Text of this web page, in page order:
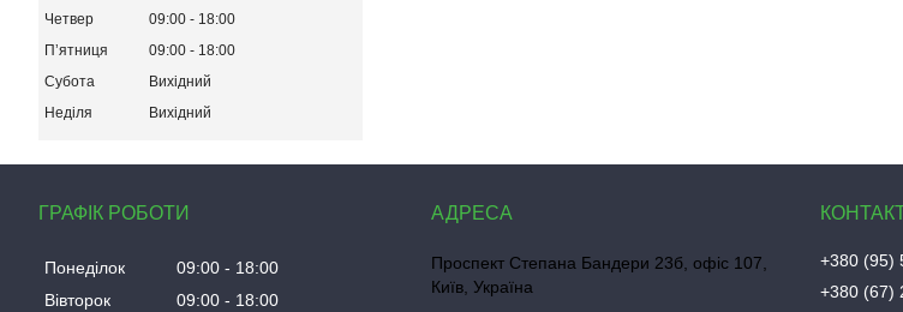
Четвер
09:00
18:00
Пʼятниця
09:00
18:00
Субота
Вихідний
Неділя
Вихідний
ГРАФІК РОБОТИ
Понеділок 09:00
18:00
Вівторок
09:00
18:00
Проспект Степана Бандери 23б, офіс 107,
Київ, Україна
+380 (95)
+380 (67)